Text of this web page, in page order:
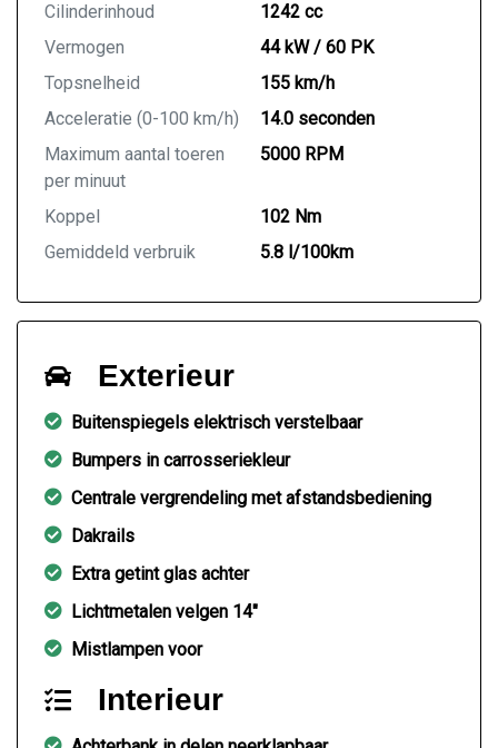
Cilinderinhoud
1242 cc
Vermogen
44 kW / 60 PK
Topsnelheid
155 km/h
Acceleratie (0-100 km/h)
14.0 seconden
Maximum aantal toeren
per minuut
5000 RPM
Koppel
102 Nm
Gemiddeld verbruik
5.8 l/100km
Exterieur
Buitenspiegels elektrisch verstelbaar
Bumpers in carrosseriekleur
Centrale vergrendeling met afstandsbediening
Dakrails
Extra getint glas achter
Lichtmetalen velgen 14"
Mistlampen voor
Interieur